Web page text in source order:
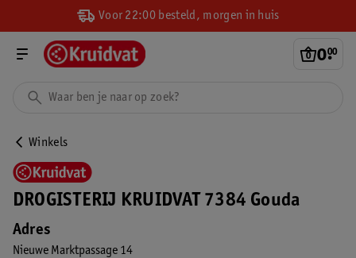
Voor 22:00 besteld, morgen in huis
0.
00
Winkels
DROGISTERIJ KRUIDVAT 7384 Gouda
Adres
Nieuwe Marktpassage 14